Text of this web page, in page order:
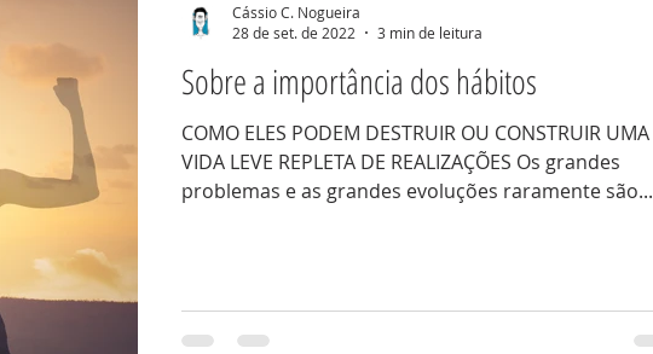
Sobre a importância dos hábitos
COMO ELES PODEM DESTRUIR OU CONSTRUIR UMA
VIDA LEVE REPLETA DE REALIZAÇÕES Os grandes
problemas e as grandes evoluções raramente são...
Cássio C. Nogueira
28 de set. de 2022
3 min de leitura